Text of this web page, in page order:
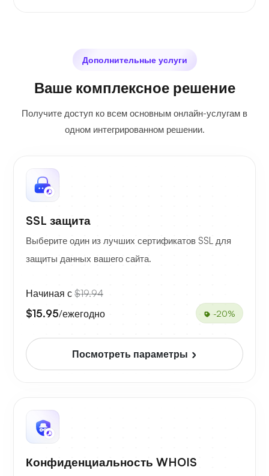
Дополнительные услуги
Ваше комплексное решение
Получите доступ ко всем основным онлайн-услугам в
одном интегрированном решении.
SSL защита
Выберите один из лучших сертификатов SSL для
защиты данных вашего сайта.
Начиная с $19.94
$15.95/ежегодно -20%
Посмотреть параметры
Конфиденциальность WHOIS